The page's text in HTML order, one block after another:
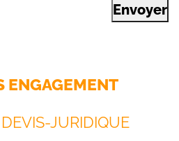
Envoyer
ENGAGEMENT
JURIDIQUE